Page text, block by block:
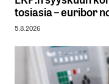
tosiasia – euribor
5.8.2026